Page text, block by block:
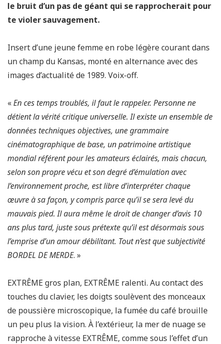
le bruit d’un pas de géant qui se rapprocherait pour
te violer sauvagement.
Insert d’une jeune femme en robe légère courant dans
un champ du Kansas, monté en alternance avec des
images d’actualité de 1989. Voix-off.
«En ces temps troublés, il faut le rappeler. Personne ne
détient la vérité critique universelle. Il existe un ensemble de
données techniques objectives, une grammaire
cinématographique de base, un patrimoine artistique
mondial référent pour les amateurs éclairés, mais chacun,
selon son propre vécu et son degré d’émulation avec
l’environnement proche, est libre d’interpréter chaque
œuvre à sa façon, y compris parce qu’il se sera levé du
mauvais pied. Il aura même le droit de changer d’avis 10
ans plus tard, juste sous prétexte qu’il est désormais sous
l’emprise d’un amour débilitant. Tout n’est que subjectivité
BORDEL DE MERDE. »
EXTRÊME gros plan, EXTRÊME ralenti. Au contact des
touches du clavier, les doigts soulèvent des monceaux
de poussière microscopique, la fumée du café brouille
un peu plus la vision. À l’extérieur, la mer de nuage se
rapproche à vitesse EXTRÊME, comme sous l’effet d’un